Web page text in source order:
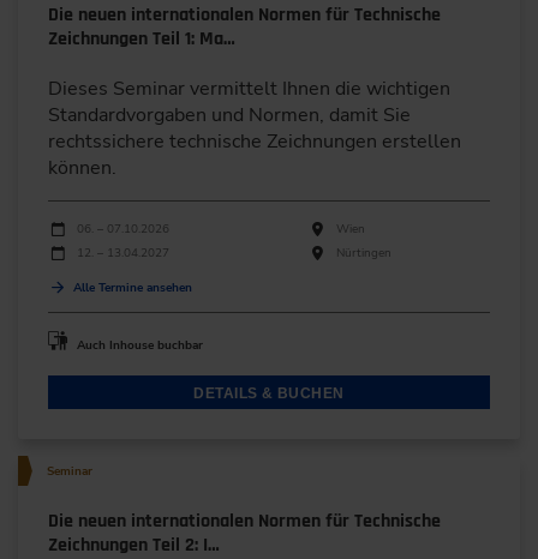
Die neuen internationalen Normen für Technische
Zeichnungen Teil 1: Ma…
Dieses Seminar vermittelt Ihnen die wichtigen
Standardvorgaben und Normen, damit Sie
rechtssichere technische Zeichnungen erstellen
können.
Durchführungen
Veranstaltungsdatum
06. – 07.10.2026
Wien
12. – 13.04.2027
Nürtingen
Alle Termine ansehen
Auch Inhouse buchbar
DETAILS & BUCHEN
Seminar
Die neuen internationalen Normen für Technische
Zeichnungen Teil 2: I…